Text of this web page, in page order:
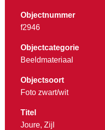
Objectnummer
f2946
Objectcategorie
Beeldmateriaal
Objectsoort
Foto zwart/wit
Titel
Joure, Zijl